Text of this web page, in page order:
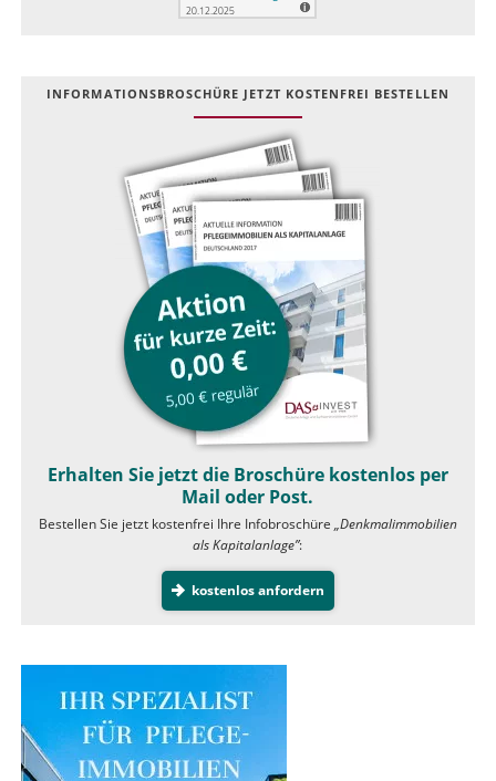
INFOR­MATIONS­BROSCHÜRE JETZT KOSTEN­FREI BESTELLEN
Erhalten Sie jetzt die Broschüre kostenlos per
Mail oder Post.
Bestellen Sie jetzt kostenfrei Ihre Infobroschüre „Denkmalimmobilien
als Kapitalanlage”:
kostenlos anfordern